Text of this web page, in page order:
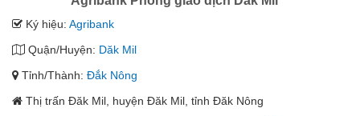
Ký hiệu: Agribank
Quận/Huyện: Dăk Mil
Tỉnh/Thành: Đắk Nông
Thị trấn Đăk Mil, huyện Đăk Mil, tỉnh Đăk Nông